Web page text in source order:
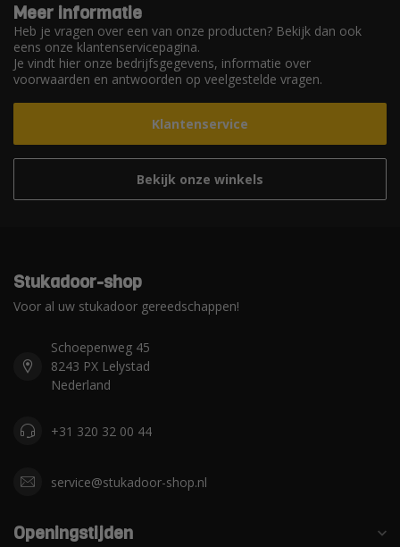
Meer informatie
Heb je vragen over een van onze producten? Bekijk dan ook
eens onze klantenservicepagina.
Je vindt hier onze bedrijfsgegevens, informatie over
voorwaarden en antwoorden op veelgestelde vragen.
Klantenservice
Bekijk onze winkels
Stukadoor-shop
Voor al uw stukadoor gereedschappen!
Schoepenweg 45
8243 PX Lelystad
Nederland
+31 320 32 00 44
service@stukadoor-shop.nl
Openingstijden